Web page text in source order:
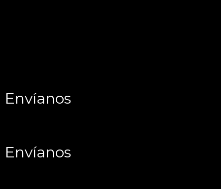
Envíanos
Envíanos